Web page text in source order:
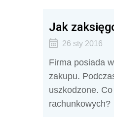
Jak
26 sty 2016
Firma posiada
zakupu.
uszkodzone.
rachunkowych?